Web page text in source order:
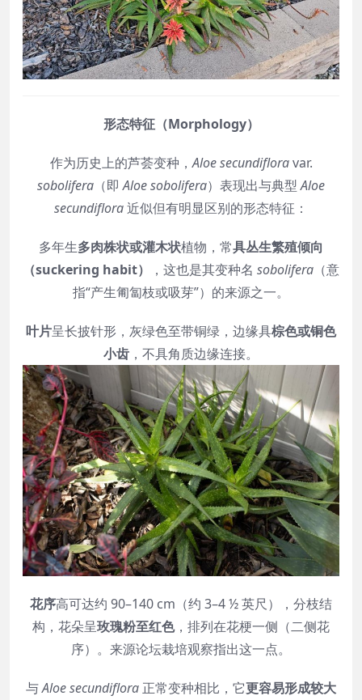
形态特征（Morphology）
作为历史上的芦荟变种，Aloe secundifloravar.
sobolifera （即Aloe sobolifera）表现出与典型Aloe
secundiflora近似但有明显区别的形态特征：
多年生多肉株状或灌木状植物，常具丛生繁殖倾向
（suckering habit）
，这也是其变种名 sobolifera （意
指“产生匍匐枝或吸芽”）的来源之一。
叶片呈长披针形，灰绿色至带铜绿，边缘具棕色或铜色
小齿 ，不具角质边缘连接。
花序高可达约 90–140 cm（约 3–4 ½ 英尺），分枝结
构，花朵呈玫瑰粉至红色，排列在花梗一侧（二侧花
序）。来源论坛栽培观察指出这一点。
与Aloe secundiflora 正常变种相比，它更容易形成较大